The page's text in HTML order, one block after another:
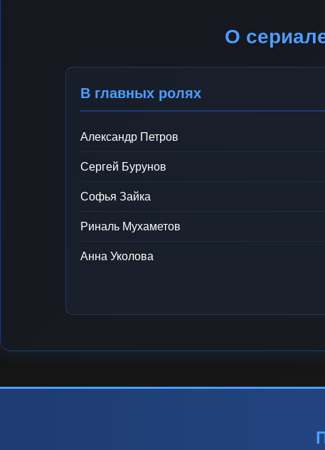
О
В главных ролях
Александр Петров
Сергей Бурунов
Софья Зайка
Риналь Мухаметов
Анна Уколова